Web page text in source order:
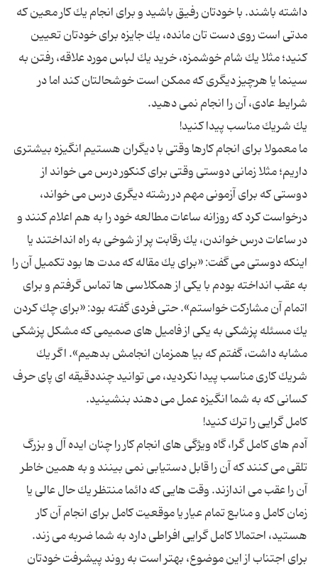
داشته باشند. با خودتان رفیق باشید و برای انجام یك كار معین كه
مدتی است روی دست تان مانده، یك جایزه برای خودتان تعیین
كنید؛ مثلا یك شام خوشمزه، خرید یك لباس مورد علاقه، رفتن به
سینما یا هرچیز دیگری كه ممكن است خوشحالتان كند اما در
ما معمولا برای انجام كارها وقتی با دیگران هستیم انگیزه بیشتری
داریم؛ مثلا زمانی دوستی وقتی برای كنكور درس می خواند از
دوستی كه برای آزمونی مهم در رشته دیگری درس می خواند،
درخواست كرد كه روزانه ساعات مطالعه خود را به هم اعلام كنند و
در ساعات درس خواندن، یك رقابت پر از شوخی به راه انداختند یا
اینكه دوستی می گفت: «برای یك مقاله كه مدت ها بود تكمیل آن را
به عقب انداخته بودم با یكی از همكلاسی ها تماس گرفتم و برای
اتمام آن مشاركت خواستم». حتی فردی گفته بود: «برای چك كردن
یك مسئله پزشكی به یكی از فامیل های صمیمی كه مشكل پزشكی
مشابه داشت، گفتم كه بیا همزمان انجامش بدهیم». اگر یك
شریك كاری مناسب پیدا نكردید، می توانید چنددقیقه ای پای حرف
آدم های كامل گرا، گاه ویژگی های انجام كار را چنان ایده آل و بزرگ
تلقی می كنند كه آن را قابل دستیابی نمی بینند و به همین خاطر
آن را عقب می اندازند. وقت هایی كه دائما منتظر یك حال عالی یا
زمان كامل و منابع تمام عیار یا موقعیت كامل برای انجام آن كار
هستید، احتمالا كامل گرایی افراطی دارد به شما ضربه می زند.
برای اجتناب از این موضوع، بهتر است به روند پیشرفت خودتان